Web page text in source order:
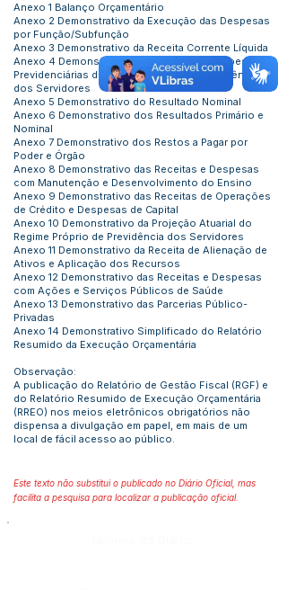
Anexo 1 Balanço Orçamentário
Anexo 2 Demonstrativo da Execução das Despesas
por Função/Subfunção
Anexo 3 Demonstrativo da Receita Corrente Líquida
Anexo 4 Demonstrativo das Receitas e Despesas
Previdenciárias do Regime Próprio de Previdência
dos Servidores
Anexo 5 Demonstrativo do Resultado Nominal
Anexo 6 Demonstrativo dos Resultados Primário e
Nominal
Anexo 7 Demonstrativo dos Restos a Pagar por
Poder e Órgão
Anexo 8 Demonstrativo das Receitas e Despesas
com Manutenção e Desenvolvimento do Ensino
Anexo 9 Demonstrativo das Receitas de Operações
de Crédito e Despesas de Capital
Anexo 10 Demonstrativo da Projeção Atuarial do
Regime Próprio de Previdência dos Servidores
Anexo 11 Demonstrativo da Receita de Alienação de
Ativos e Aplicação dos Recursos
Anexo 12 Demonstrativo das Receitas e Despesas
com Ações e Serviços Públicos de Saúde
Anexo 13 Demonstrativo das Parcerias Público-
Privadas
Anexo 14 Demonstrativo Simplificado do Relatório
Resumido da Execução Orçamentária
Observação:
A publicação do Relatório de Gestão Fiscal (RGF) e
do Relatório Resumido de Execução Orçamentária
(RREO) nos meios eletrônicos obrigatórios não
dispensa a divulgação em papel, em mais de um
local de fácil acesso ao público.
Este texto não substitui o publicado no Diário Oficial, mas
facilita a pesquisa para localizar a publicação oficial.